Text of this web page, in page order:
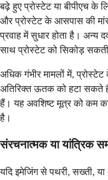
बढ़े हुए प्रोस्टेट या बीपीएच के
और प्रोस्टेट के आसपास की
प्रवाह में सुधार होता है। अन्य
साथ प्रोस्टेट को सिकोड़
अधिक गंभीर मामलों में,
अतिरिक्त ऊतक को हटा सकते
हैं। यह अवशिष्ट मूत्र को कम
है।
संरचनात्मक या यांत्रिक
यदि इमेजिंग से पथरी, सख्ती,